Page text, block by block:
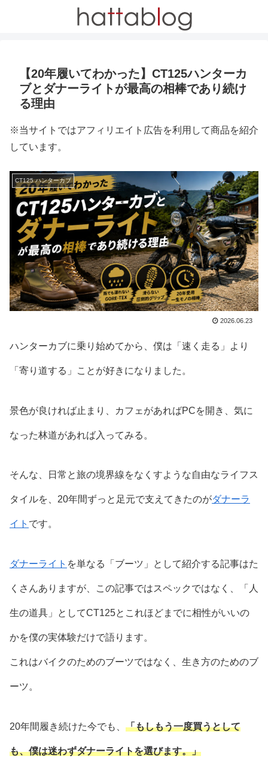
【20年履いてわかった】CT125ハンターカ
ブとダナーライトが最高の相棒であり続け
る理由
※当サイトではアフィリエイト広告を利用して商品を紹介
しています。
CT125 ハンターカブ
2026.06.23
ハンターカブに乗り始めてから、僕は「速く走る」より
「寄り道する」ことが好きになりました。
景色が良ければ止まり、カフェがあればPCを開き、気に
なった林道があれば入ってみる。
そんな、日常と旅の境界線をなくすような自由なライフス
タイルを、20年間ずっと足元で支えてきたのがダナーラ
イト です。
ダナーライト を単なる「ブーツ」として紹介する記事はた
くさんありますが、この記事ではスペックではなく、「人
生の道具」としてCT125とこれほどまでに相性がいいの
かを僕の実体験だけで語ります。
これはバイクのためのブーツではなく、生き方のためのブ
ーツ。
20年間履き続けた今でも、 「もしもう一度買うとして
も、僕は迷わずダナーライトを選びます。」